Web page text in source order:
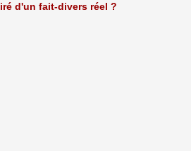
d'un fait-divers réel ?